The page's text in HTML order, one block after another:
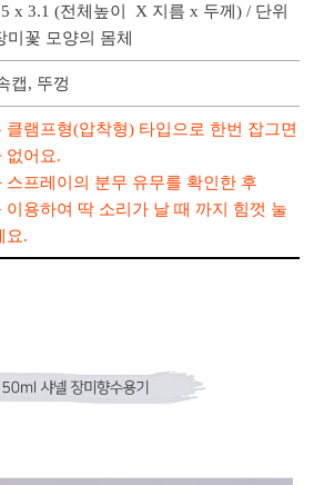
x 3.1 (전체높이 X 지름 x 두께) / 단위
미꽃 모양의 몸체
캡, 뚜껑
클램프형(압착형) 타입으로 한번 잡그면
없어요.
스프레이의 분무 유무를 확인한 후
이용하여 딱 소리가 날 때 까지 힘껏 눌
요.